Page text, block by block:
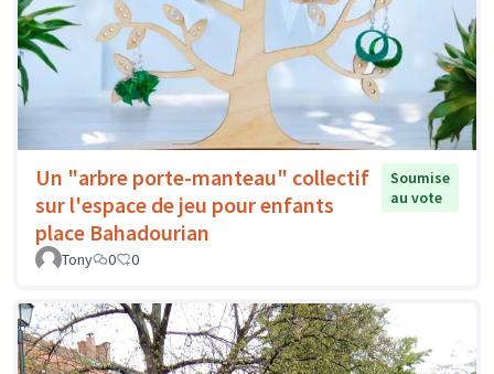
Un "arbre porte-manteau" collectif
sur l'espace de jeu pour enfants
place Bahadourian
Soumise
au vote
Tony 0 0